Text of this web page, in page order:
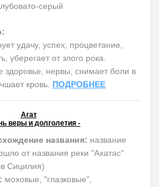
серый
удачу, успех, процветание,
уберегает от злого рока.
здоровье, нервы, снимает боли в
кровь. ПОДРОБНЕЕ
Агат
веры и долголетия -
названия: название
от названия реки "Ахатас"
Сицилия)
моховые, "глазковые",